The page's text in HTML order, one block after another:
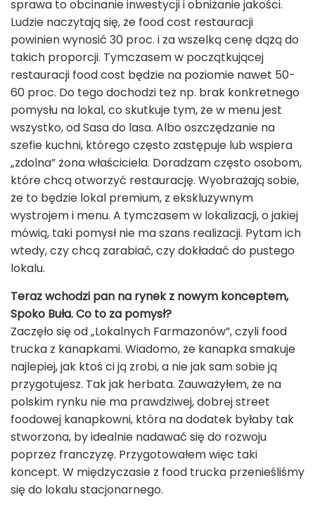
sprawa to obcinanie inwestycji i obniżanie jakości.
Ludzie naczytają się, że food cost restauracji
powinien wynosić 30 proc. i za wszelką cenę dążą do
takich proporcji. Tymczasem w początkującej
restauracji food cost będzie na poziomie nawet 50-
60 proc. Do tego dochodzi też np. brak konkretnego
pomysłu na lokal, co skutkuje tym, że w menu jest
wszystko, od Sasa do lasa. Albo oszczędzanie na
szefie kuchni, którego często zastępuje lub wspiera
„zdolna” żona właściciela. Doradzam często osobom,
które chcą otworzyć restaurację. Wyobrażają sobie,
że to będzie lokal premium, z ekskluzywnym
wystrojem i menu. A tymczasem w lokalizacji, o jakiej
mówią, taki pomysł nie ma szans realizacji. Pytam ich
wtedy, czy chcą zarabiać, czy dokładać do pustego
lokalu.
Teraz wchodzi pan na rynek z nowym konceptem,
Spoko Buła. Co to za pomysł?
Zaczęło się od „Lokalnych Farmazonów”, czyli food
trucka z kanapkami. Wiadomo, że kanapka smakuje
najlepiej, jak ktoś ci ją zrobi, a nie jak sam sobie ją
przygotujesz. Tak jak herbata. Zauważyłem, że na
polskim rynku nie ma prawdziwej, dobrej street
foodowej kanapkowni, która na dodatek byłaby tak
stworzona, by idealnie nadawać się do rozwoju
poprzez franczyzę. Przygotowałem więc taki
koncept. W międzyczasie z food trucka przenieśliśmy
się do lokalu stacjonarnego.